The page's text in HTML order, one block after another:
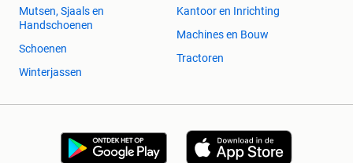
Mutsen, Sjaals en
Handschoenen
Schoenen
Winterjassen
Kantoor en Inrichting
Machines en Bouw
Tractoren